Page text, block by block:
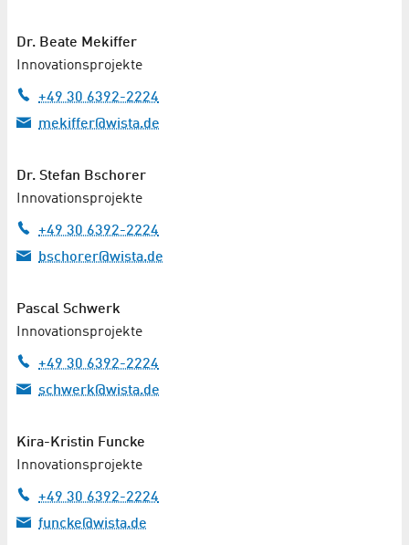
Dr. Beate Mekiffer
Innovationsprojekte
+49 30 6392-2224
mekiffer@wista.de
Dr. Stefan Bschorer
Innovationsprojekte
+49 30 6392-2224
bschorer@wista.de
Pascal Schwerk
Innovationsprojekte
+49 30 6392-2224
schwerk@wista.de
Kira-Kristin Funcke
Innovationsprojekte
+49 30 6392-2224
funcke@wista.de